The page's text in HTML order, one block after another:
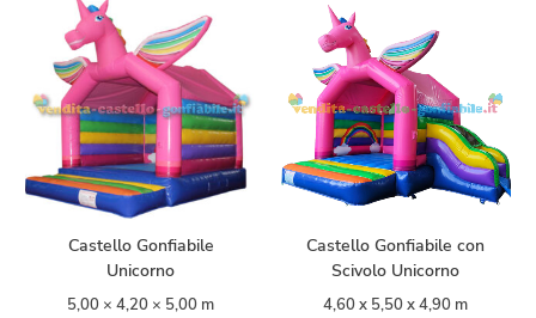
Castello Gonfiabile
Unicorno
5,00 × 4,20 × 5,00 m
Castello Gonfiabile con
Scivolo Unicorno
4,60 x 5,50 x 4,90 m